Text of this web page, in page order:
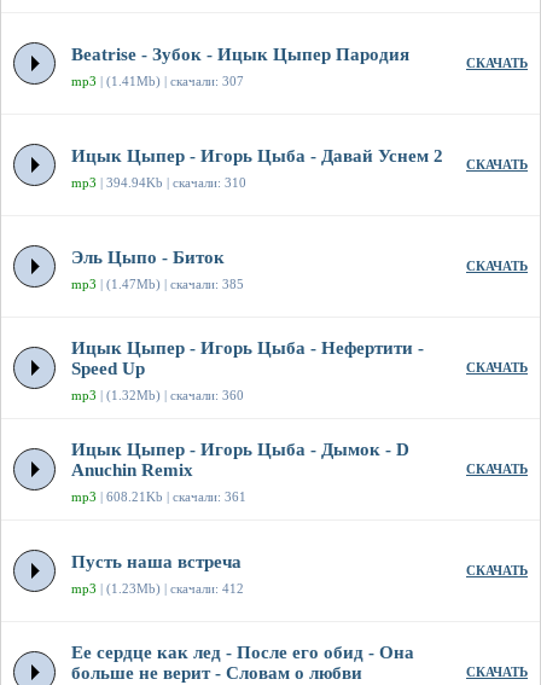
Beatrise - Зубок - Ицык Цыпер Пародия
mp3 | (1.41Mb) | скачали: 307
СКАЧАТЬ
Ицык Цыпер - Игорь Цыба - Давай Уснем 2
mp3 | 394.94Kb | скачали: 310
СКАЧАТЬ
Эль Цыпо - Биток
mp3 | (1.47Mb) | скачали: 385
СКАЧАТЬ
Ицык Цыпер - Игорь Цыба - Нефертити -
Speed Up
mp3 | (1.32Mb) | скачали: 360
СКАЧАТЬ
Ицык Цыпер - Игорь Цыба - Дымок - D
Anuchin Remix
mp3 | 608.21Kb | скачали: 361
СКАЧАТЬ
Пусть наша встреча
mp3 | (1.23Mb) | скачали: 412
СКАЧАТЬ
Ее сердце как лед - После его обид - Она
больше не верит - Словам о любви
СКАЧАТЬ